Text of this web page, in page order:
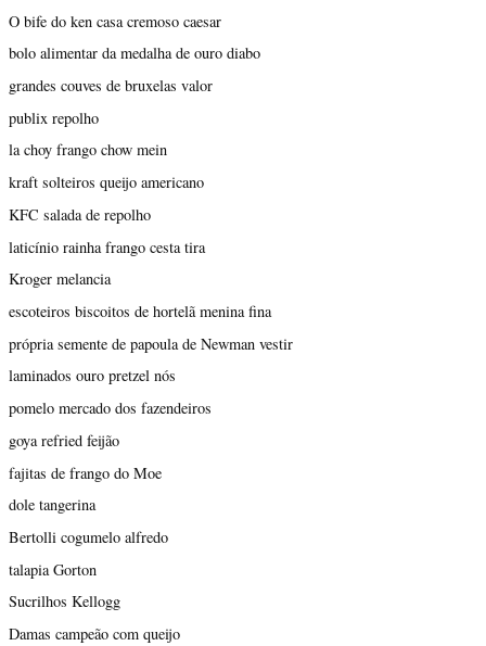
O bife do ken casa cremoso caesar
bolo alimentar da medalha de ouro diabo
grandes couves de bruxelas valor
publix repolho
la choy frango chow mein
kraft solteiros queijo americano
KFC salada de repolho
laticínio rainha frango cesta tira
Kroger melancia
escoteiros biscoitos de hortelã menina fina
própria semente de papoula de Newman vestir
laminados ouro pretzel nós
pomelo mercado dos fazendeiros
goya refried feijão
fajitas de frango do Moe
dole tangerina
Bertolli cogumelo alfredo
talapia Gorton
Sucrilhos Kellogg
Damas campeão com queijo